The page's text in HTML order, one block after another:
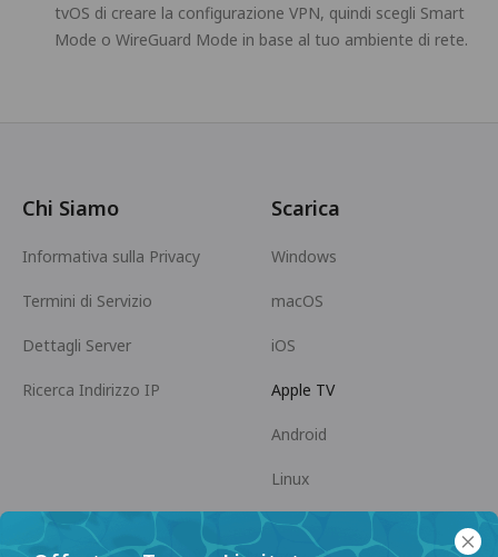
tvOS di creare la configurazione VPN, quindi scegli Smart
Mode o WireGuard Mode in base al tuo ambiente di rete.
Chi Siamo
Informativa sulla Privacy
Termini di Servizio
Dettagli Server
Ricerca Indirizzo IP
Scarica
Windows
macOS
iOS
Apple TV
Android
Linux
Android TV